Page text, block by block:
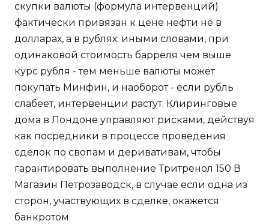
скупки валюты (формула интервенций)
фактически привязан к цене нефти не в
долларах, а в рублях: иными словами, при
одинаковой стоимость барреля чем выше
курс рубля - тем меньше валюты может
покупать Минфин, и наоборот - если рубль
слабеет, интервенции растут. Клиринговые
дома в Лондоне управляют рисками, действуя
как посредники в процессе проведения
сделок по свопам и деривативам, чтобы
гарантировать выполнение Тритренол 150 В
Магазин Петрозаводск, в случае если одна из
сторон, участвующих в сделке, окажется
банкротом.